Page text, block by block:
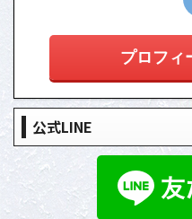
プロフィ
公式LINE